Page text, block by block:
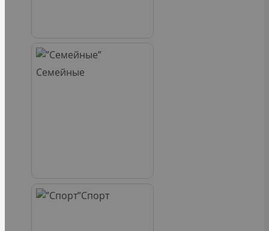
Семейные
Спорт